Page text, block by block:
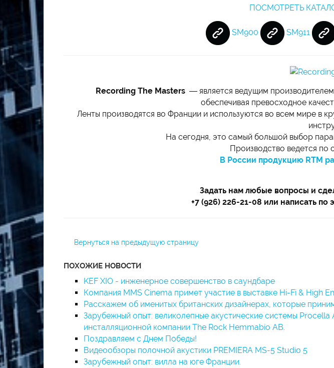
ПОСМОТРЕТЬ
SM900 SM911
Recording The Masters — является ведущим
обеспечивая превосходное
Ленты производятся во Франции и используются во всем мире в
На сегодня, это самый большой выбор
Производство ведется по
В России продукцию RTM
Задать нам любые вопросы и
+7 (926) 226-21-08 или написать по
Вернуться на предыдущую страницу
ПОХОЖИЕ НОВОСТИ
KEF XIO - инженерное совершенство в саундбаре
Компания MMS Cinema примет участие в выставке Hi-Fi & High
Расскажем об именитых британских дизайнерах, которые
Зарубежный опыт: великолепные акустические системы
инсталляционной компании The Rock Hemmabio AB.
Поздравляем с Днем Победы!
Видеообзоры полочной акустики PREMIERA MS-5 Studio 5
Зарубежный опыт: вилла на юге Франции.